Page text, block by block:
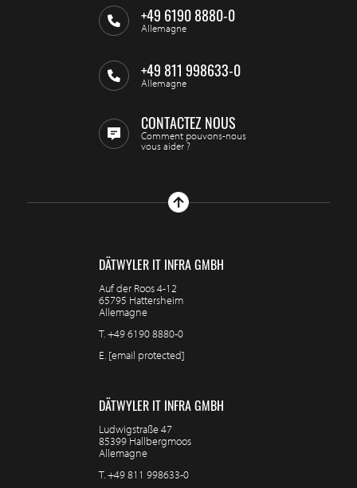
+49 6190 8880-0
Allemagne
+49 811 998633-0
Allemagne
CONTACTEZ NOUS
Comment pouvons-nous
vous aider ?
DÄTWYLER IT INFRA GMBH
Auf der Roos 4-12
65795 Hattersheim
Allemagne
T.+49 6190 8880-0
E. [email protected]
DÄTWYLER IT INFRA GMBH
Ludwigstraße 47
85399 Hallbergmoos
Allemagne
T.+49 811 998633-0